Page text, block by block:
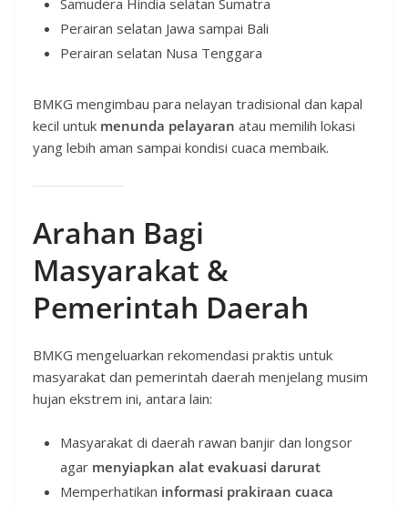
Samudera Hindia selatan Sumatra
Perairan selatan Jawa sampai Bali
Perairan selatan Nusa Tenggara
BMKG mengimbau para nelayan tradisional dan kapal
kecil untuk menunda pelayaran atau memilih lokasi
yang lebih aman sampai kondisi cuaca membaik.
Arahan Bagi
Masyarakat &
Pemerintah Daerah
BMKG mengeluarkan rekomendasi praktis untuk
masyarakat dan pemerintah daerah menjelang musim
hujan ekstrem ini, antara lain:
Masyarakat di daerah rawan banjir dan longsor
agar menyiapkan alat evakuasi darurat
Memperhatikan informasi prakiraan cuaca